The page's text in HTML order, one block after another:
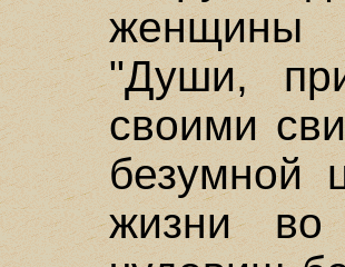
женщины
"Души,
своими
безумной
жизни во